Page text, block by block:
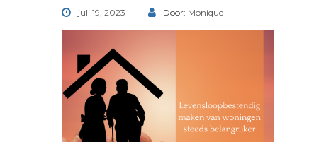
juli 19, 2023 Door: Monique